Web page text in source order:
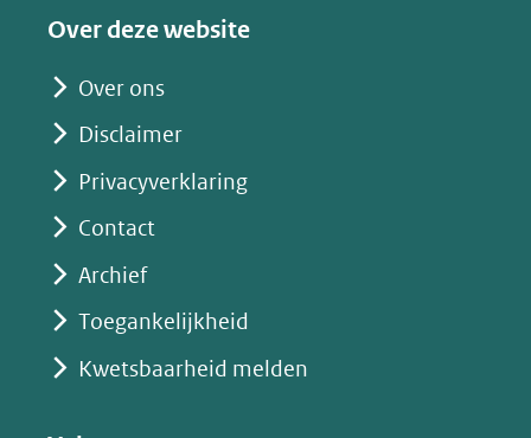
Over deze website
Over ons
Disclaimer
Privacyverklaring
Contact
Archief
Toegankelijkheid
Kwetsbaarheid melden